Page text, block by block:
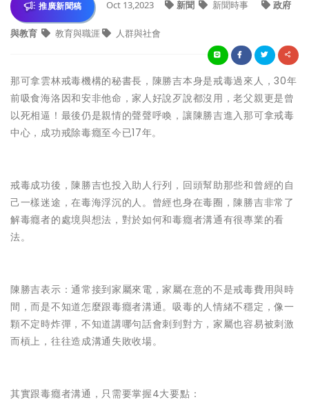
推廣新聞稿 Oct 13,2023 新聞 新聞時事 政府
與教育 教育與職涯 人群與社會
那可拿雲林戒毒機構的秘書長，陳勝吉本身是戒毒過來人，30年
前吸食海洛因和安非他命，家人好說歹說都沒用，老父親更是曾
以死相逼！最後仍是親情的聲聲呼喚，讓陳勝吉進入那可拿戒毒
中心，成功戒除毒癮至今已17年。
戒毒成功後，陳勝吉也投入助人行列，回頭幫助那些和曾經的自
己一樣迷途，在毒海浮沉的人。曾經也身在毒圈，陳勝吉非常了
解毒癮者的處境與想法，對於如何和毒癮者溝通有很專業的看
法。
陳勝吉表示：通常接到家屬來電，家屬在意的不是戒毒費用與時
間，而是不知道怎麼跟毒癮者溝通。吸毒的人情緒不穩定，像一
顆不定時炸彈，不知道講哪句話會刺到對方，家屬也容易被刺激
而槓上，往往造成溝通失敗收場。
其實跟毒癮者溝通，只需要掌握4大要點：